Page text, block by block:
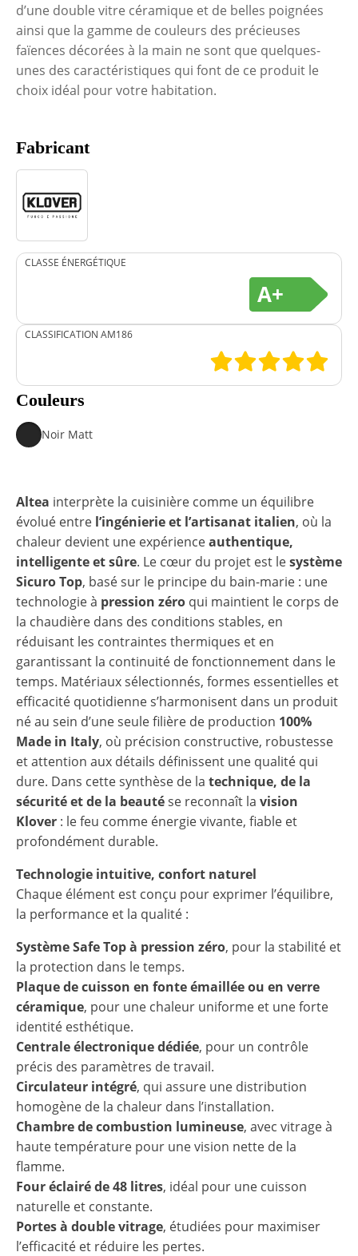
d’une double vitre céramique et de belles poignées
ainsi que la gamme de couleurs des précieuses
faïences décorées à la main ne sont que quelques-
unes des caractéristiques qui font de ce produit le
choix idéal pour votre habitation.
Fabricant
CLASSE ÉNERGÉTIQUE
A+
CLASSIFICATION AM186
Couleurs
Noir Matt
Altea interprète la cuisinière comme un équilibre
évolué entre l’ingénierie et l’artisanat italien, où la
chaleur devient une expérienceauthentique,
intelligente et sûre. Le cœur du projet est lesystème
Sicuro Top, basé sur le principe du bain-marie : une
technologie à pression zéro qui maintient le corps de
la chaudière dans des conditions stables, en
réduisant les contraintes thermiques et en
garantissant la continuité de fonctionnement dans le
temps. Matériaux sélectionnés, formes essentielles et
efficacité quotidienne s’harmonisent dans un produit
né au sein d’une seule filière de production 100%
Made in Italy, où précision constructive, robustesse
et attention aux détails définissent une qualité qui
dure. Dans cette synthèse de la technique, de la
sécurité et de la beautése reconnaît la vision
Klover : le feu comme énergie vivante, fiable et
profondément durable.
Technologie intuitive, confort naturel
Chaque élément est conçu pour exprimer l’équilibre,
la performance et la qualité :
Système Safe Top à pression zéro, pour la stabilité et
la protection dans le temps.
Plaque de cuisson en fonte émaillée ou en verre
céramique, pour une chaleur uniforme et une forte
identité esthétique.
Centrale électronique dédiée, pour un contrôle
précis des paramètres de travail.
Circulateur intégré, qui assure une distribution
homogène de la chaleur dans l’installation.
Chambre de combustion lumineuse, avec vitrage à
haute température pour une vision nette de la
flamme.
Four éclairé de 48 litres, idéal pour une cuisson
naturelle et constante.
Portes à double vitrage, étudiées pour maximiser
l’efficacité et réduire les pertes.